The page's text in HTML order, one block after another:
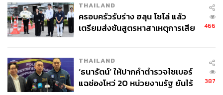
THAILAND
ครอบครัวรับร่าง ฮลุน โซโล่ แล้ว
เตรียมส่งชันสูตรหาสาเหตุการเสีย
466
THAILAND
‘ธนารัตน์’ ให้ปากคำตำรวจไซเบอร์
แฉช่องโหว่ 20 หน่วยงานรัฐ ยันไร้
387